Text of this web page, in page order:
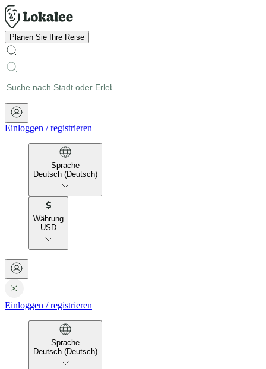
Planen Sie Ihre Reise
Einloggen /registrieren
Sprache
Deutsch (Deutsch)
Währung
USD
Einloggen /registrieren
Sprache
Deutsch (Deutsch)